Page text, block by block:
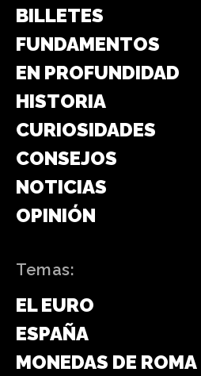
BILLETES
FUNDAMENTOS
EN PROFUNDIDAD
HISTORIA
CURIOSIDADES
CONSEJOS
NOTICIAS
OPINIÓN
Temas:
EL EURO
ESPAÑA
MONEDAS DE ROMA